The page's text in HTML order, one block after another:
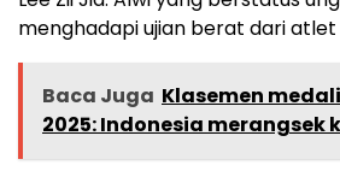
menghadapi ujian berat dari
Baca Juga Klasemen medali
2025: Indonesia merangsek